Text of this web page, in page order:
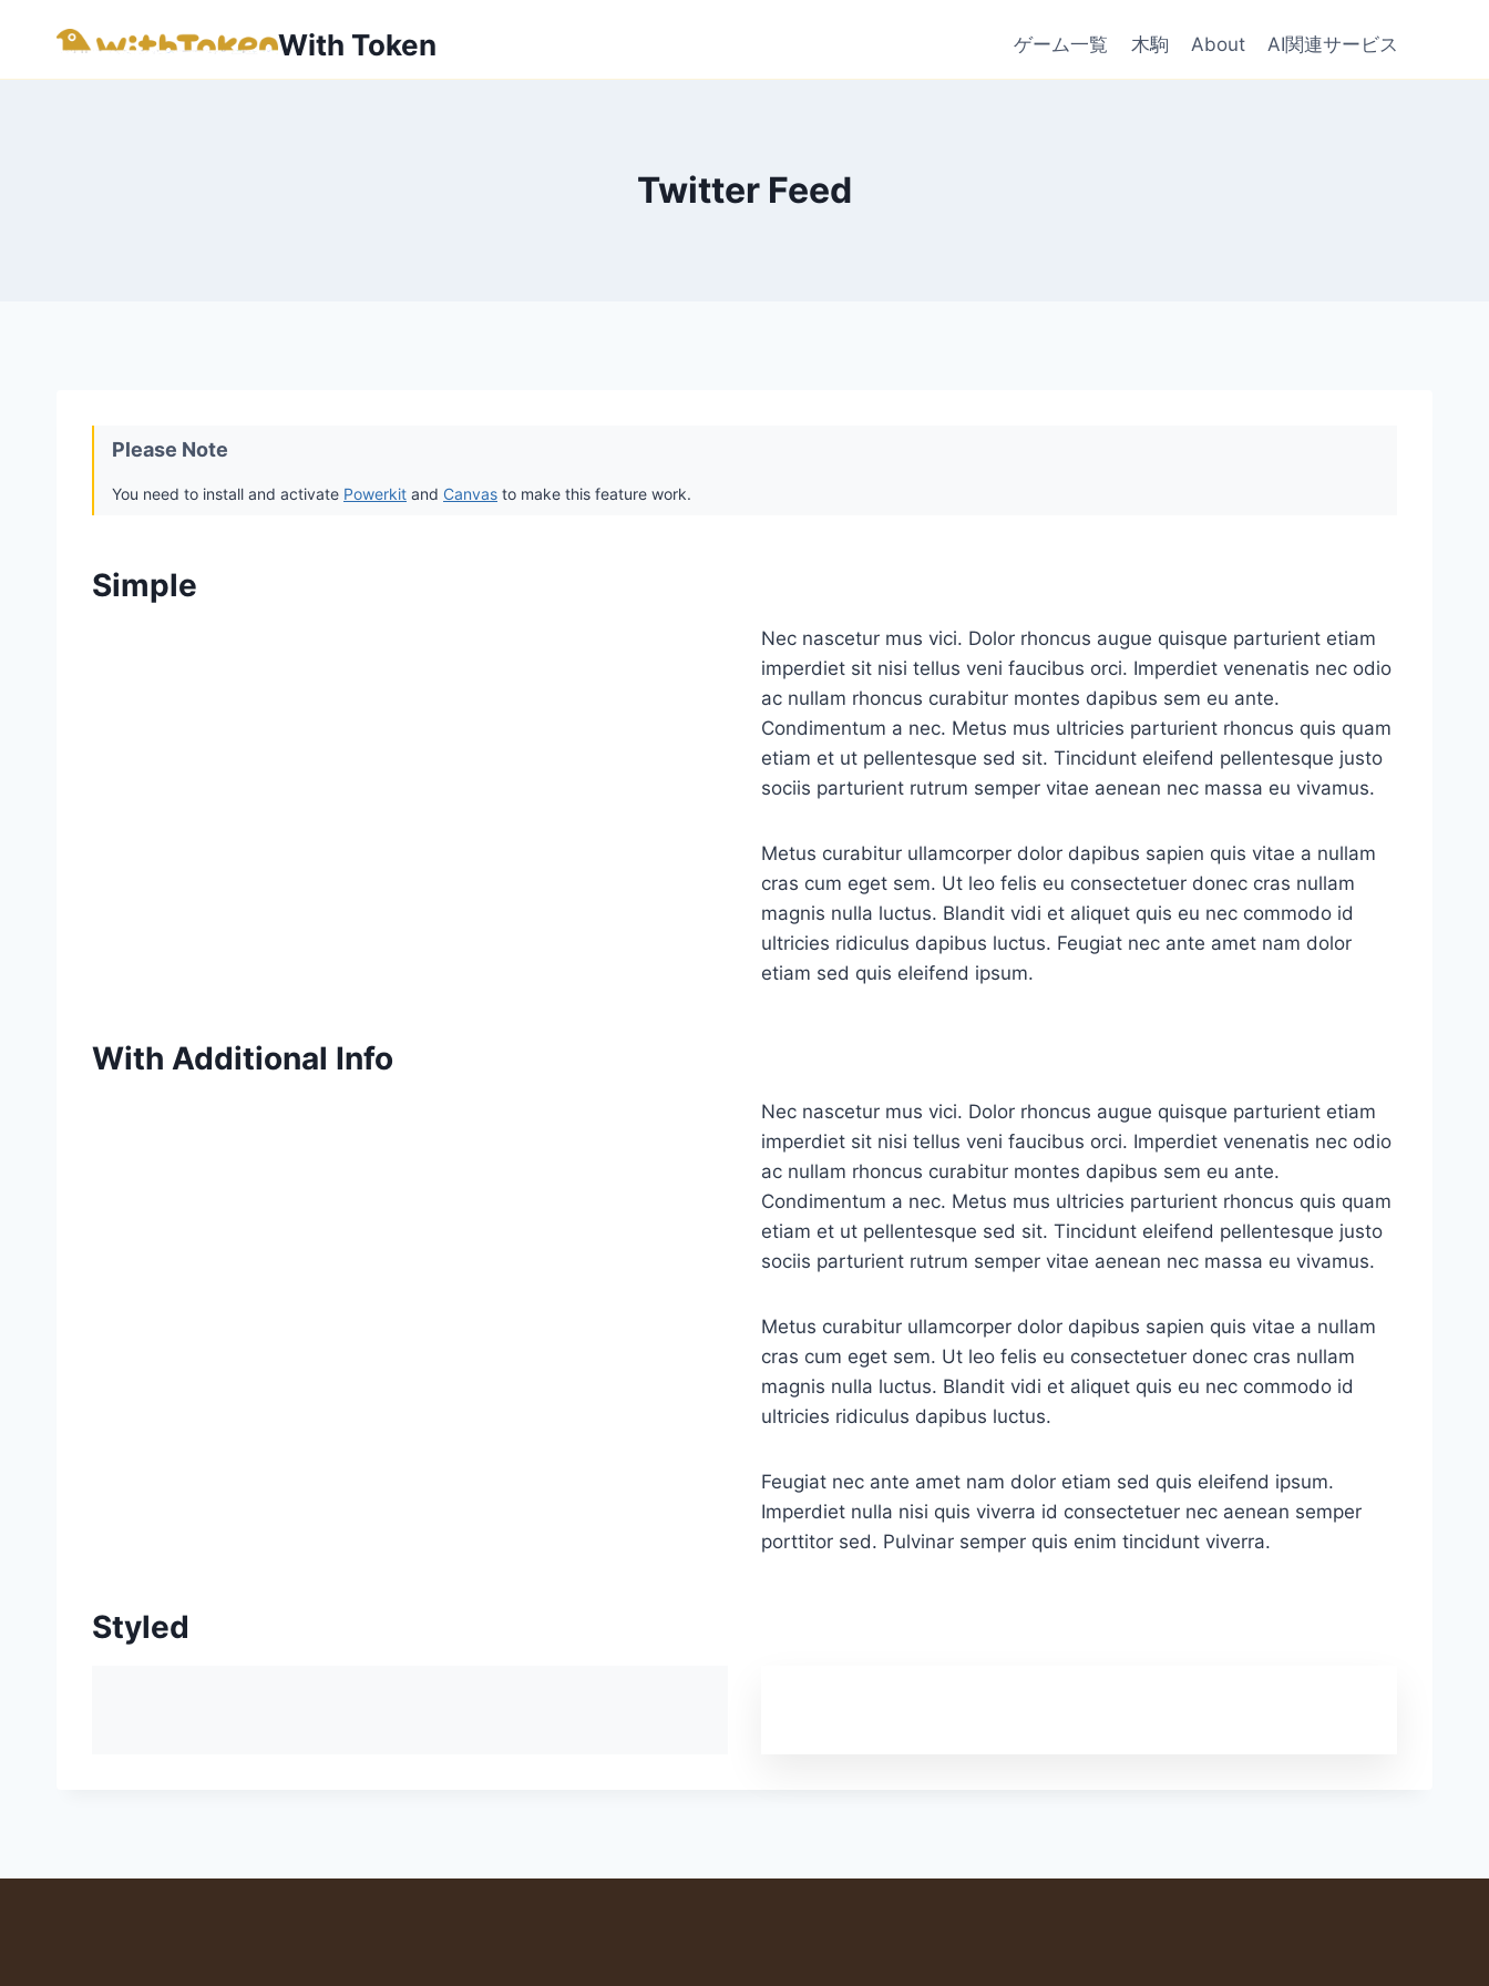
を
With Token ゲーム一覧 木駒 About AI関連サービス
Twitter Feed
Please Note
You need to install and activate Powerkit and Canvas to make this feature work.
Simple
Nec nascetur mus vici. Dolor rhoncus augue quisque parturient etiam
imperdiet sit nisi tellus veni faucibus orci. Imperdiet venenatis nec odio
ac nullam rhoncus curabitur montes dapibus sem eu ante.
Condimentum a nec. Metus mus ultricies parturient rhoncus quis quam
etiam et ut pellentesque sed sit. Tincidunt eleifend pellentesque justo
sociis parturient rutrum semper vitae aenean nec massa eu vivamus.
Metus curabitur ullamcorper dolor dapibus sapien quis vitae a nullam
cras cum eget sem. Ut leo felis eu consectetuer donec cras nullam
magnis nulla luctus. Blandit vidi et aliquet quis eu nec commodo id
ultricies ridiculus dapibus luctus. Feugiat nec ante amet nam dolor
etiam sed quis eleifend ipsum.
With Additional Info
Nec nascetur mus vici. Dolor rhoncus augue quisque parturient etiam
imperdiet sit nisi tellus veni faucibus orci. Imperdiet venenatis nec odio
ac nullam rhoncus curabitur montes dapibus sem eu ante.
Condimentum a nec. Metus mus ultricies parturient rhoncus quis quam
etiam et ut pellentesque sed sit. Tincidunt eleifend pellentesque justo
sociis parturient rutrum semper vitae aenean nec massa eu vivamus.
Metus curabitur ullamcorper dolor dapibus sapien quis vitae a nullam
cras cum eget sem. Ut leo felis eu consectetuer donec cras nullam
magnis nulla luctus. Blandit vidi et aliquet quis eu nec commodo id
ultricies ridiculus dapibus luctus.
Feugiat nec ante amet nam dolor etiam sed quis eleifend ipsum.
Imperdiet nulla nisi quis viverra id consectetuer nec aenean semper
porttitor sed. Pulvinar semper quis enim tincidunt viverra.
Styled